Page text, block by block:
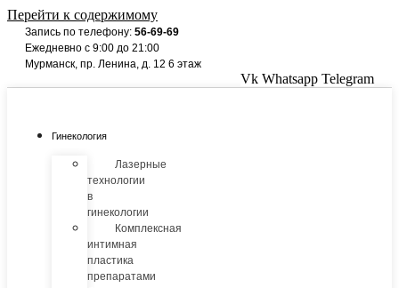
Перейти к содержимому
Запись по телефону: 56-69-69
Ежедневно с 9:00 до 21:00
Мурманск, пр. Ленина, д. 12 6 этаж
Vk Whatsapp Telegram
Гинекология
Лазерные
технологии
в
гинекологии
Комплексная
интимная
пластика
препаратами